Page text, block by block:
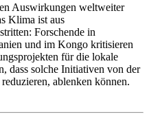
Auswirkungen weltweiter
Klima ist aus
Forschende in
und im Kongo kritisieren
für die lokale
dass solche Initiativen von der
ablenken können.